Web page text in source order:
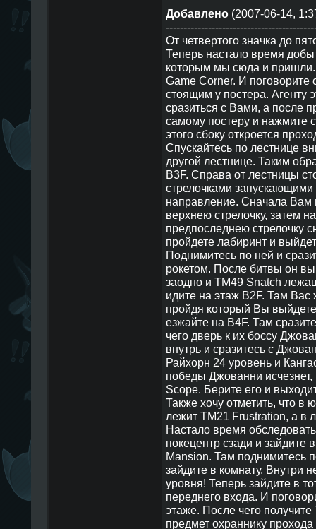
Добавлено(2007-06-14,
От четвертого значка до
Теперь настало время
которым мы сюда и пришли.
Game Corner. И поговорите
стоящим у постера. Агенту
сразиться с Вами, а после
самому постеру и нажмите
этого сбоку откроется
Спускайтесь по лестнице
другой лестнице. Таким
B3F. Справа от лестницы
стрелочками запускающими
направление. Сначала Вам
верхнею стрелочку, затем
предпоследнею стрелочку
пройдете лабиринт и
Поднимитесь по ней и
рокетом. После битвы он
заодно и TM49 Snatch
идите на этаж B2F. Там Вас
пройдя который Вы
езжайте на B4F. Там
чего дверь к их боссу
внутрь и сразитесь с
Райхорн 24 уровень и
победы Джованни
Scope. Берите его и
Также хочу отметить, что в
лежит TM21 Frustration, а в
Настало время
покецентр сзади и зайдите
Mansion. Там поднимитесь
зайдите в комнату. Внутри
уровня! Теперь зайдите в
переднего входа. И
этаже. После чего
предмет охраннику